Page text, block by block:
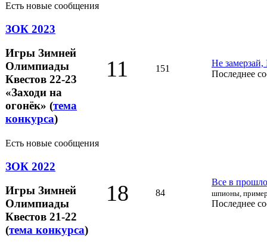
Есть новые сообщения
ЗОК 2023
Игры Зимней
Олимпиады
Квестов 22-23
«Заходи на
огонёк» (тема
конкурса)
11 151
Не
Последнее
Есть новые сообщения
ЗОК 2022
Игры Зимней
Олимпиады
Квестов 21-22
(тема конкурса)
18 84
Все в
шпионы,
Последнее